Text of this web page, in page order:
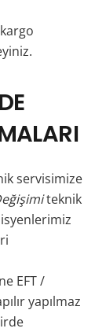
servisimize
teknik
EFT /
yapılmaz